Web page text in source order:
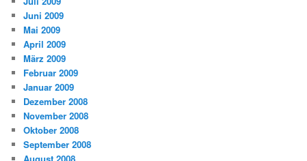
Juni 2009
Mai 2009
April 2009
März 2009
Februar 2009
Januar 2009
Dezember 2008
November 2008
Oktober 2008
September 2008